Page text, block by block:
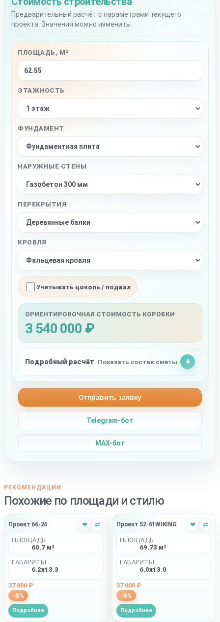
Предварительный расчёт с параметрами текущего
проекта. Значения можно изменить.
ПЛОЩАДЬ, М²
ЭТАЖНОСТЬ
ФУНДАМЕНТ
НАРУЖНЫЕ СТЕНЫ
ПЕРЕКРЫТИЯ
КРОВЛЯ
Учитывать цоколь / подвал
ОРИЕНТИРОВОЧНАЯ СТОИМОСТЬ КОРОБКИ
3 540 000 ₽
Подробный расчёт Показать состав сметы
Отправить заявку
Telegram-бот
MAX-бот
РЕКОМЕНДАЦИИ
Похожие по площади и стилю
Проект 66-24 ❤ ⇄
ПЛОЩАДЬ
60.7 м²
ГАБАРИТЫ
6.2x13.3
37 000 ₽
-5%
Подробнее
Проект 52-61WIKING ❤ ⇄
ПЛОЩАДЬ
69.73 м²
ГАБАРИТЫ
6.0x13.0
37 000 ₽
-5%
Подробнее